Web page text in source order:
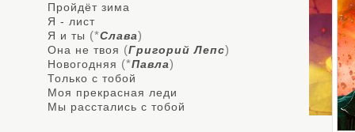
Пройдёт зима
Я - лист
Я и ты (*Слава)
Она не твоя (Григорий Лепс)
Новогодняя (*Павла)
Только с тобой
Моя прекрасная леди
Мы расстались с тобой